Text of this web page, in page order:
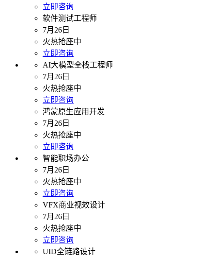
立即咨询
软件测试工程师
7月26日
火热抢座中
立即咨询
AI大模型全栈工程师
7月26日
火热抢座中
立即咨询
鸿蒙原生应用开发
7月26日
火热抢座中
立即咨询
智能职场办公
7月26日
火热抢座中
立即咨询
VFX商业视效设计
7月26日
火热抢座中
立即咨询
UID全链路设计